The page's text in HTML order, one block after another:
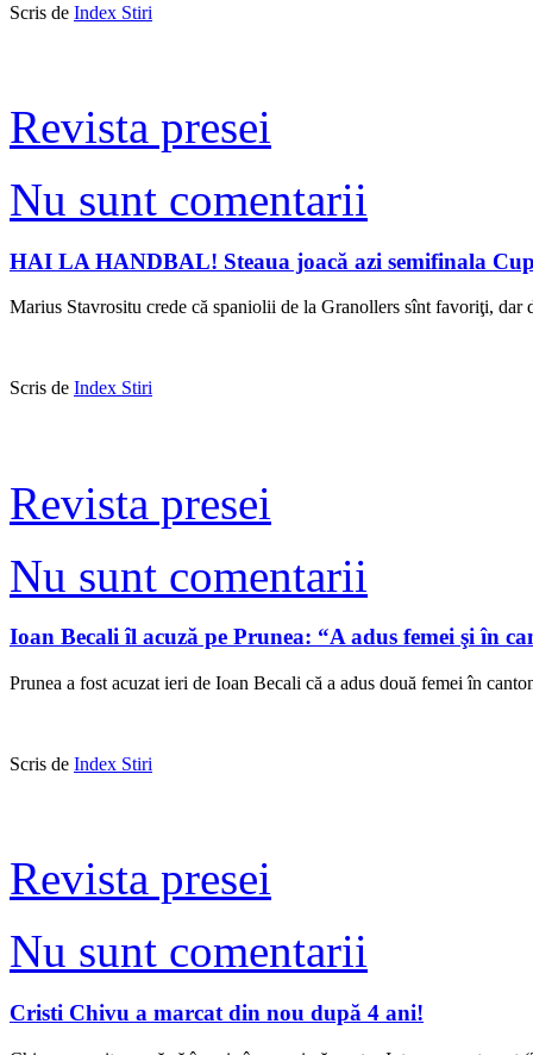
Scris de Index Stiri
Revista presei
Nu sunt comentarii
HAI LA HANDBAL! Steaua joacă azi semifinala
Marius Stavrositu crede că spaniolii de la Granollers sînt favoriţi,
Scris de Index Stiri
Revista presei
Nu sunt comentarii
Ioan Becali îl acuză pe Prunea: “A adus femei şi în
Prunea a fost acuzat ieri de Ioan Becali că a adus două femei în
Scris de Index Stiri
Revista presei
Nu sunt comentarii
Cristi Chivu a marcat din nou după 4 ani!